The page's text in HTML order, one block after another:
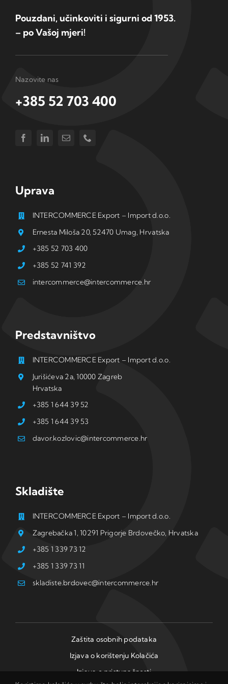
Pouzdani, učinkoviti i sigurni od 1953.
– po Vašoj mjeri!
Nazovite nas
+385 52 703 400
Uprava
INTERCOMMERCE Export – Import d.o.o.
Ernesta Miloša 20, 52470 Umag, Hrvatska
+385 52 703 400
+385 52 741 392
intercommerce@intercommerce.hr
Predstavništvo
INTERCOMMERCE Export – Import d.o.o.
Jurišićeva 2a, 10000 Zagreb
Hrvatska
+385 1 644 39 52
+385 1 644 39 53
davor.kozlovic@intercommerce.hr
Skladište
INTERCOMMERCE Export – Import d.o.o.
Zagrebačka 1, 10291 Prigorje Brdovečko, Hrvatska
+385 1 339 73 12
+385 1 339 73 11
skladiste.brdovec@intercommerce.hr
Zaštita osobnih podataka
Izjava o korištenju Kolačića
Izjava o pristupačnosti